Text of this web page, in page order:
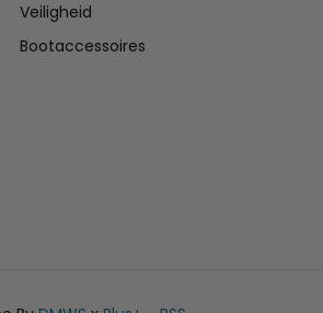
Veiligheid
Bootaccessoires